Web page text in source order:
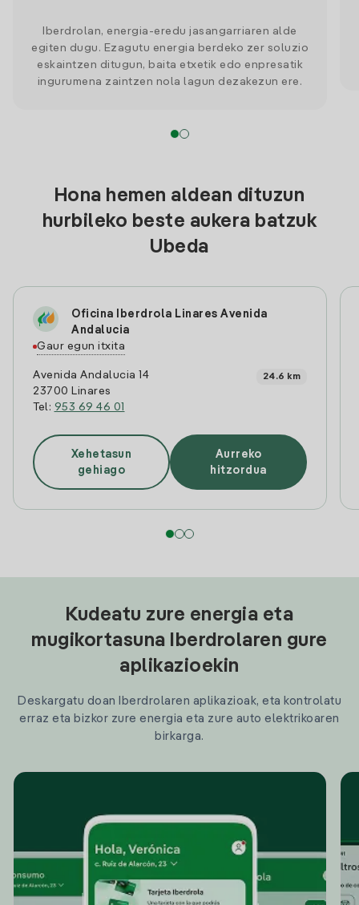
Iberdrolan, energia-eredu jasangarriaren alde
egiten dugu. Ezagutu energia berdeko zer soluzio
eskaintzen ditugun, baita etxetik edo enpresatik
ingurumena zaintzen nola lagun dezakezun ere.
Hona hemen aldean dituzun
hurbileko beste aukera batzuk
Ubeda
Oficina Iberdrola Linares Avenida
Andalucia
Gaur egun itxita
Avenida Andalucia 14
23700 Linares
Tel: 953 69 46 01
24.6 km
Xehetasun
gehiago
Aurreko
hitzordua
Kudeatu zure energia eta
mugikortasuna Iberdrolaren gure
aplikazioekin
Deskargatu doan Iberdrolaren aplikazioak, eta kontrolatu
erraz eta bizkor zure energia eta zure auto elektrikoaren
birkarga.